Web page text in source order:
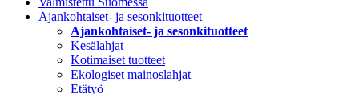
Ajankohtaiset- ja sesonkituotteet
Ajankohtaiset- ja sesonkituotteet
Kesälahjat
Kotimaiset tuotteet
Ekologiset mainoslahjat
Etätyö